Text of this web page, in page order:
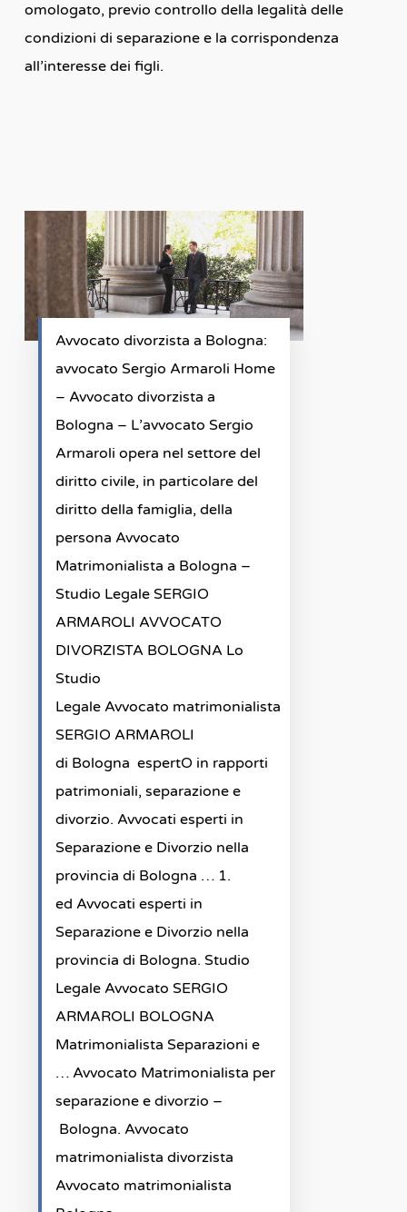
omologato, previo controllo della legalità delle
condizioni di separazione e la corrispondenza
all’interesse dei figli.
Avvocato divorzista a Bologna:
avvocato Sergio Armaroli Home
– Avvocato divorzista a
Bologna – L’avvocato Sergio
Armaroli opera nel settore del
diritto civile, in particolare del
diritto della famiglia, della
persona Avvocato
Matrimonialista a Bologna –
Studio Legale SERGIO
ARMAROLI AVVOCATO
DIVORZISTA BOLOGNA Lo
Studio
Legale Avvocato matrimonialista
SERGIO ARMAROLI
di Bologna espertO in rapporti
patrimoniali, separazione e
divorzio. Avvocati esperti in
Separazione e Divorzio nella
provincia di Bologna … 1.
ed Avvocati esperti in
Separazione e Divorzio nella
provincia di Bologna. Studio
Legale Avvocato SERGIO
ARMAROLI BOLOGNA
Matrimonialista Separazioni e
… Avvocato Matrimonialista per
separazione e divorzio –
Bologna. Avvocato
matrimonialista divorzista
Avvocato matrimonialista